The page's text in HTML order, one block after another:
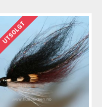
UTSOLGT